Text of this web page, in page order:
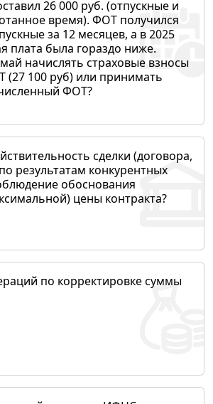
26 000 руб. (отпускные и
время). ФОТ получился
за 12 месяцев, а в 2025
плата была гораздо ниже.
начислять страховые взносы
(27 100 руб) или принимать
ФОТ?
сделки (договора,
результатам конкурентных
обоснования
цены контракта?
по корректировке суммы